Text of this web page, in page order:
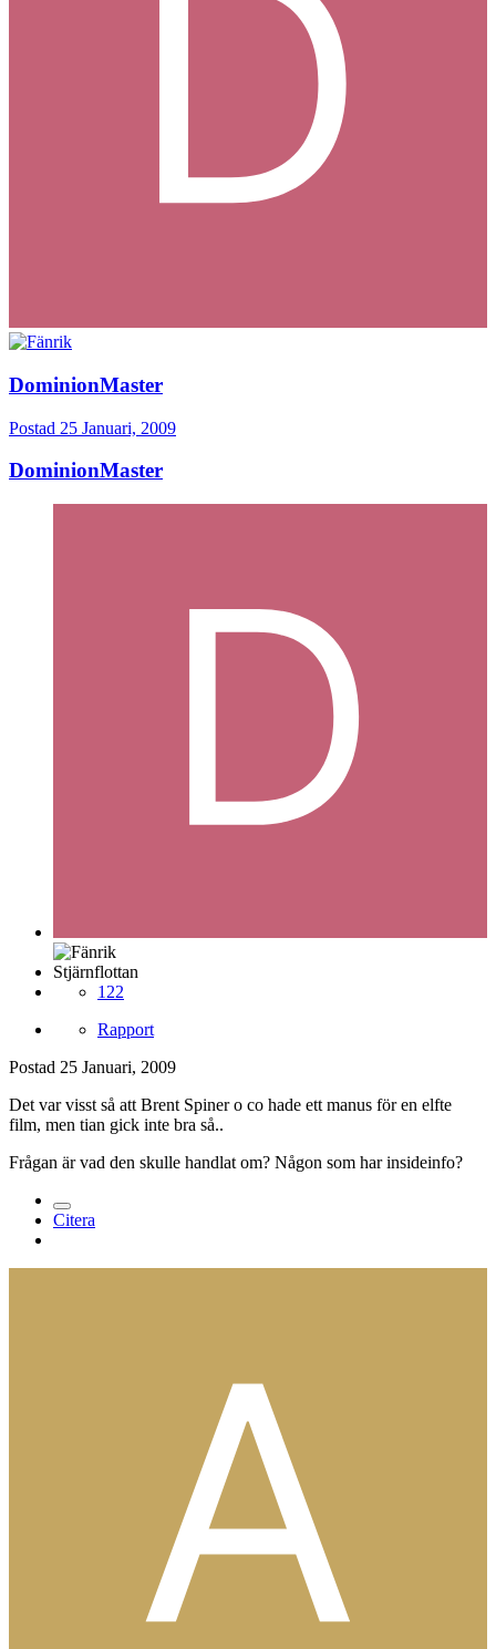
DominionMaster
Postad 25 Januari, 2009
DominionMaster
Stjärnflottan
122
Rapport
Postad 25 Januari, 2009
Det var visst så att Brent Spiner o co hade ett manus för en elfte
film, men tian gick inte bra så..
Frågan är vad den skulle handlat om? Någon som har insideinfo?
Citera